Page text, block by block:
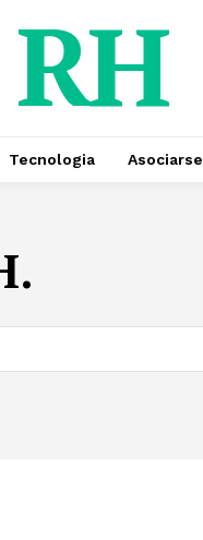
Tecnologia Asociarse